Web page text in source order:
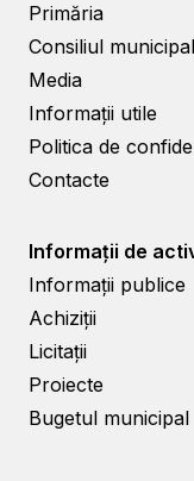
Primăria
Consiliul municipal
Media
Informații utile
Politica de
Contacte
Informații de
Informații publice
Achiziții
Licitații
Proiecte
Bugetul municipal